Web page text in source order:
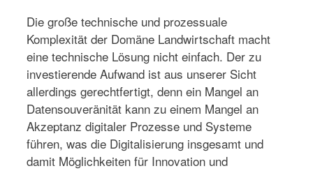
Die große technische und prozessuale
Komplexität der Domäne Landwirtschaft macht
eine technische Lösung nicht einfach. Der zu
investierende Aufwand ist aus unserer Sicht
allerdings gerechtfertigt, denn ein Mangel an
Datensouveränität kann zu einem Mangel an
Akzeptanz digitaler Prozesse und Systeme
führen, was die Digitalisierung insgesamt und
damit Möglichkeiten für Innovation und